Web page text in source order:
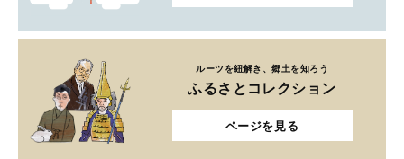
ルーツを紐解き、郷土を知ろう
ふるさとコレクション
ページを見る